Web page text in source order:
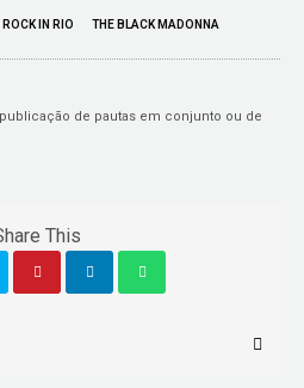
ROCK IN RIO THE BLACK MADONNA
de pautas em conjunto ou de
This